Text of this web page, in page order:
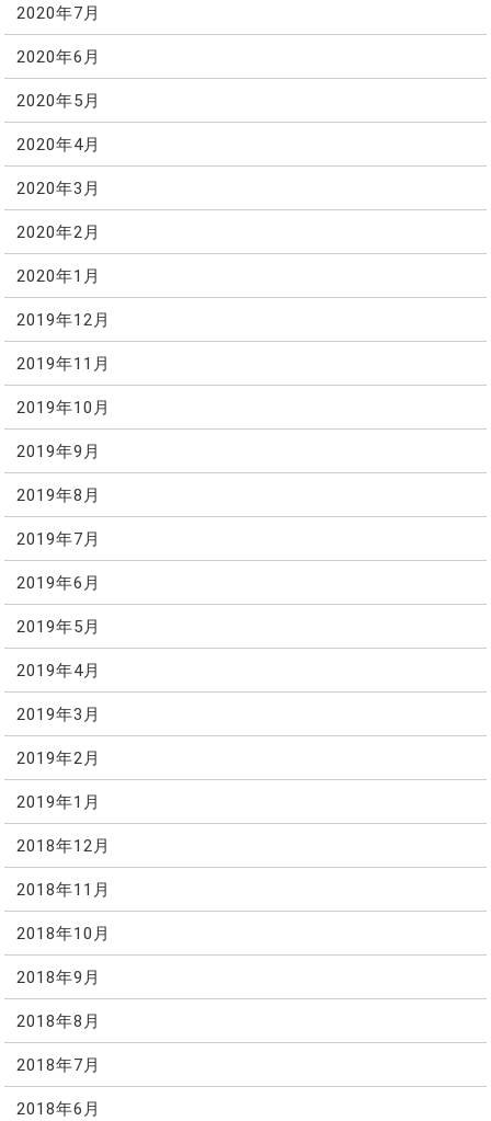
2020年7月
2020年6月
2020年5月
2020年4月
2020年3月
2020年2月
2020年1月
2019年12月
2019年11月
2019年10月
2019年9月
2019年8月
2019年7月
2019年6月
2019年5月
2019年4月
2019年3月
2019年2月
2019年1月
2018年12月
2018年11月
2018年10月
2018年9月
2018年8月
2018年7月
2018年6月